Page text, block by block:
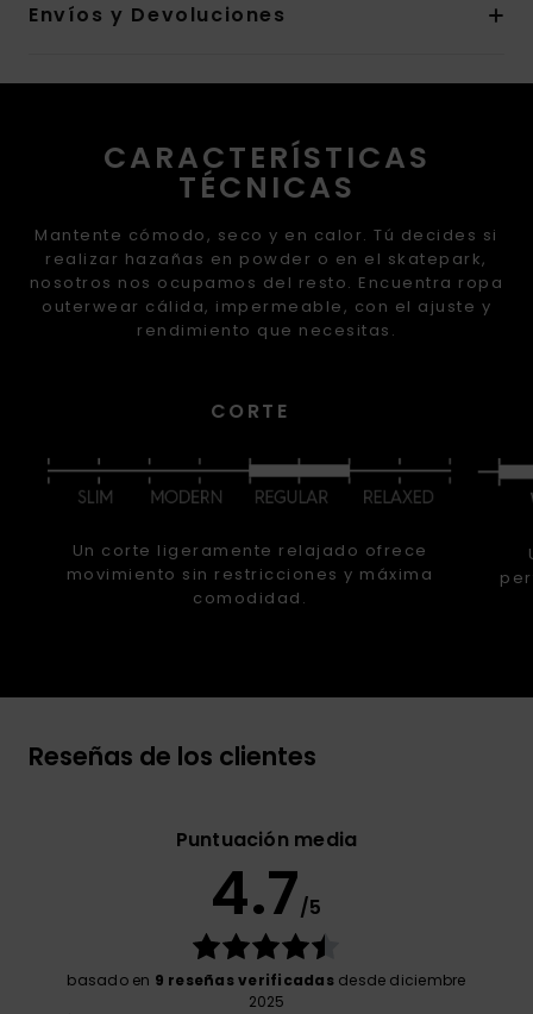
Envíos y Devoluciones
CARACTERÍSTICAS
TÉCNICAS
Mantente cómodo, seco y en calor. Tú decides si
realizar hazañas en powder o en el skatepark,
nosotros nos ocupamos del resto. Encuentra ropa
outerwear cálida, impermeable, con el ajuste y
rendimiento que necesitas.
CORTE
Un corte ligeramente relajado ofrece
movimiento sin restricciones y máxima
comodidad.
Reseñas de los clientes
Puntuación media
4.7/5
basado en 9 reseñas verificadasdesde diciembre
2025